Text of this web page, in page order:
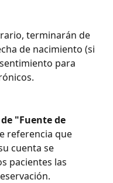
terminarán de
de nacimiento (si
para
"Fuente de
referencia que
cuenta se
pacientes las